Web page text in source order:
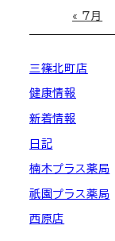
« 7月
三篠北町店
健康情報
新着情報
日記
楠木プラス薬局
祇園プラス薬局
西原店